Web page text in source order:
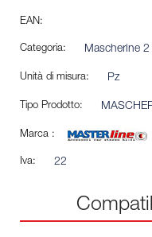
EAN:
Categoria: Mascherine 2
Unità di misura: Pz
Tipo Prodotto:
Marca :
Iva: 22